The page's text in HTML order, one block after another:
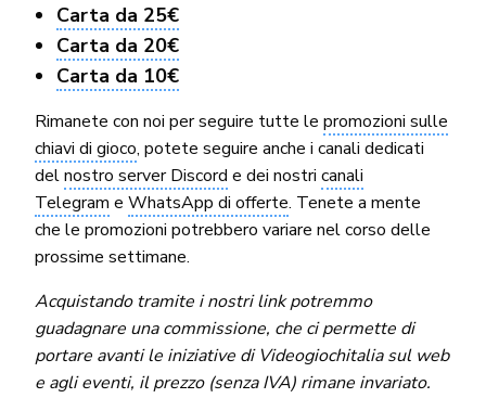
Carta da 25€
Carta da 20€
Carta da 10€
Rimanete con noi per seguire tutte lepromozioni sulle
chiavi di gioco, potete seguire anche i canali dedicati
delnostro server Discord e dei nostricanali
Telegram e WhatsApp di offerte. Tenete a mente
che le promozioni potrebbero variare nel corso delle
prossime settimane.
Acquistando tramite i nostri link potremmo
guadagnare una commissione, che ci permette di
portare avanti le iniziative di Videogiochitalia sul web
e agli eventi, il prezzo (senza IVA) rimane invariato.